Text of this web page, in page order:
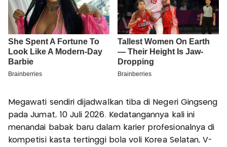
Megawati sendiri dijadwalkan tiba di Negeri Gingseng
pada Jumat, 10 Juli 2026. Kedatangannya kali ini
menandai babak baru dalam karier profesionalnya di
kompetisi kasta tertinggi bola voli Korea Selatan, V-